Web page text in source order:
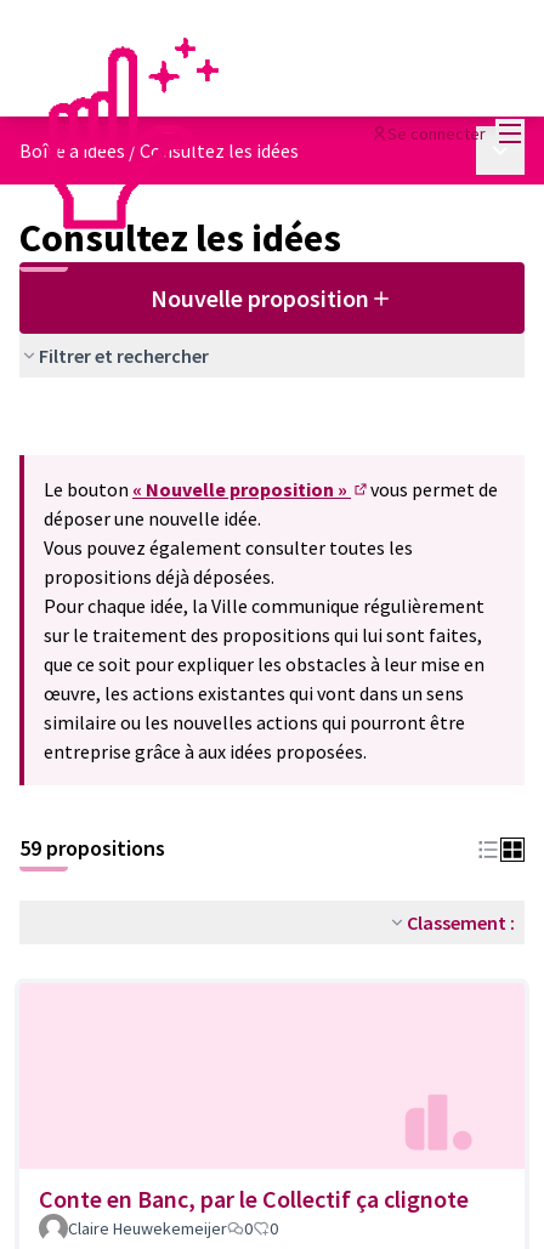
Se connecter
Boîte à idées / Consultez les idées
Consultez les idées
Nouvelle proposition
Filtrer et rechercher
Le bouton « Nouvelle proposition »
vous permet de
déposer une nouvelle idée.
Vous pouvez également consulter toutes les
propositions déjà déposées.
Pour chaque idée, la Ville communique régulièrement
sur le traitement des propositions qui lui sont faites,
que ce soit pour expliquer les obstacles à leur mise en
œuvre, les actions existantes qui vont dans un sens
similaire ou les nouvelles actions qui pourront être
entreprise grâce à aux idées proposées.
59 propositions
Classement :
Conte en Banc, par le Collectif ça clignote
Claire Heuwekemeijer 0 0